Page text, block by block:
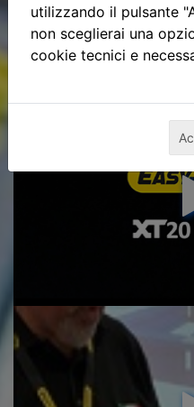
utilizzando il pulsante
non sceglierai una
cookie tecnici e